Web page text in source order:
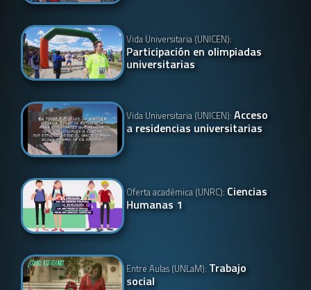
Vida Universitaria (UNICEN):
Participación en olimpiadas
universitarias
Vida Universitaria (UNICEN):Acceso
a residencias universitarias
Oferta académica (UNRC): Ciencias
Humanas 1
Entre Aulas (UNLaM): Trabajo
social